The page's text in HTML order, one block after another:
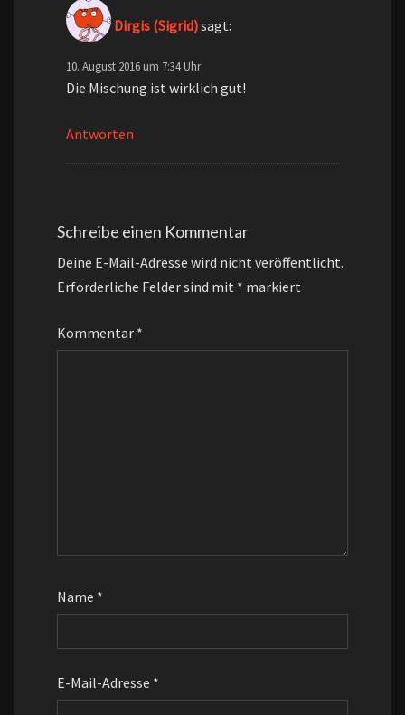
Dirgis (Sigrid)sagt:
10. August 2016 um 7:34 Uhr
Die Mischung ist wirklich gut!
Antworten
Schreibe einen Kommentar
Deine E-Mail-Adresse wird nicht veröffentlicht.
Erforderliche Felder sind mit * markiert
Kommentar *
Name *
E-Mail-Adresse *